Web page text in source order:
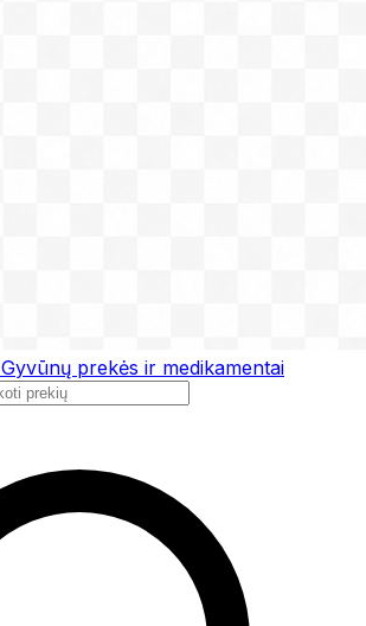
Gyvūnų prekės ir medikamentai